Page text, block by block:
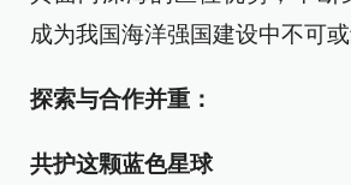
成为我国海洋强国建设中不可或
探索与合作并重：
共护这颗蓝色星球